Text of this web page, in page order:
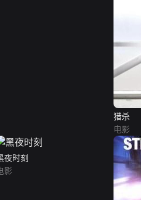
猎杀
电影
夜时刻
影